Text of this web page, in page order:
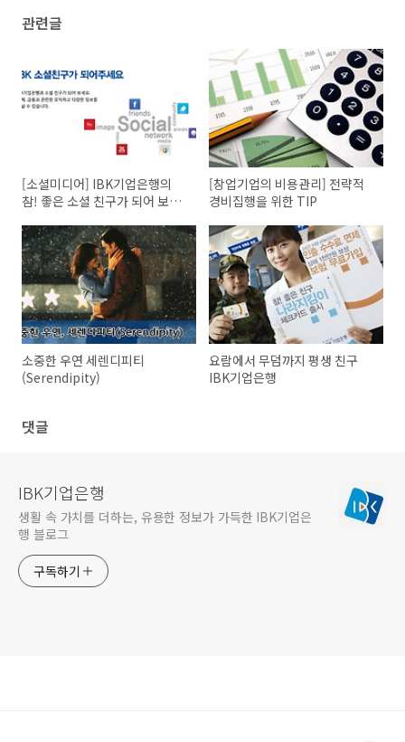
관련글
[소셜미디어] IBK기업은행의
참! 좋은 소셜 친구가 되어 보세
[창업기업의 비용관리] 전략적
경비집행을 위한 TIP
소중한 우연 세렌디피티
(Serendipity)
요람에서 무덤까지 평생 친구
IBK기업은행
댓글
IBK기업은행
생활 속 가치를 더하는, 유용한 정보가 가득한 IBK기업은
행 블로그
구독하기